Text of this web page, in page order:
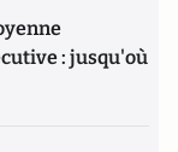
: jusqu'où